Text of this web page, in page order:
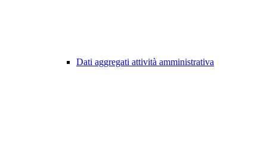
Dati aggregati attività amministrativa